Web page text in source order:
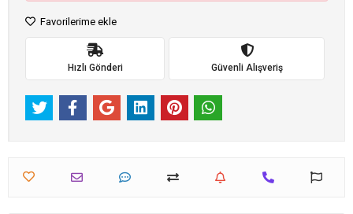
Favorilerime ekle
Hızlı Gönderi Güvenli Alışveriş